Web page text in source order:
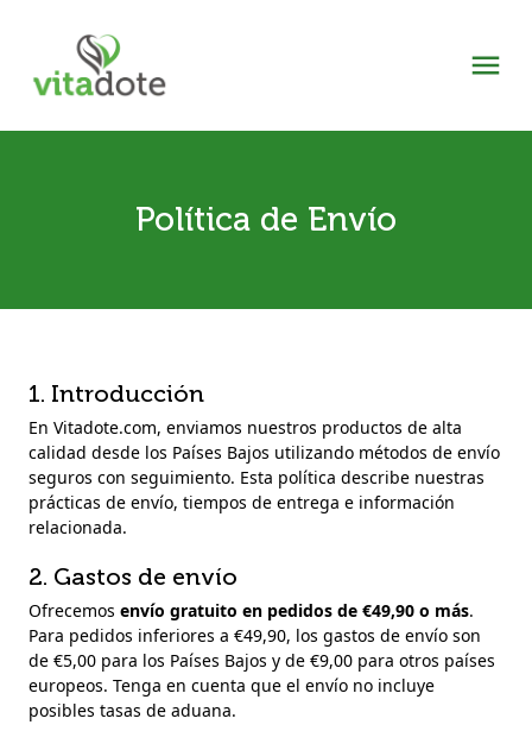
Política de Envío
1. Introducción
En Vitadote.com, enviamos nuestros productos de alta
calidad desde los Países Bajos utilizando métodos de envío
seguros con seguimiento. Esta política describe nuestras
prácticas de envío, tiempos de entrega e información
relacionada.
2. Gastos de envío
Ofrecemos envío gratuito en pedidos de €49,90 o más.
Para pedidos inferiores a €49,90, los gastos de envío son
de €5,00 para los Países Bajos y de €9,00 para otros países
europeos. Tenga en cuenta que el envío no incluye
posibles tasas de aduana.